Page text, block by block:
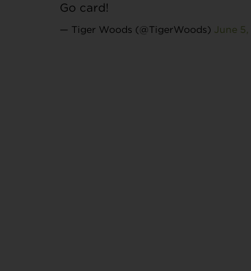
Go card!
— Tiger Woods (@TigerWoods) June